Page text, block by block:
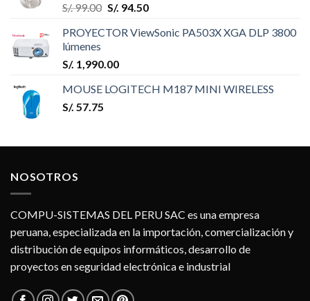
S/.99.00 S/. 94.50
PROYECTOR ViewSonic PA503X XGA DLP 3800
lúmenes
S/. 1,990.00
MOUSE LOGITECH M187 MINI WIRELESS
S/. 57.75
NOSOTROS
COMPU-SISTEMAS DEL PERU SAC es una empresa
peruana, especializada en la importación, comercialización y
distribución de equipos informáticos, desarrollo de
proyectos en seguridad electrónica e industrial